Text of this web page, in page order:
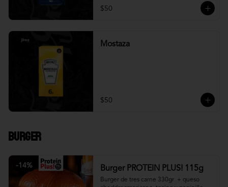
$50
Mostaza
$50
Burger
-14% Burger PROTEIN PLUS! 115g
Burger de tres carne 330gr  + queso